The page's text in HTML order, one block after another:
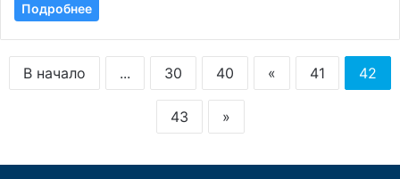
Подробнее
В начало ... 30 40 « 41 42
43 »